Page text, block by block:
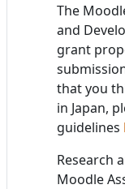
The
and
grant
that you
in Japan,
guidelines
Research
Moodle